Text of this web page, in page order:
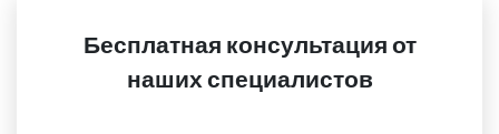
Бесплатная консультация от
наших специалистов